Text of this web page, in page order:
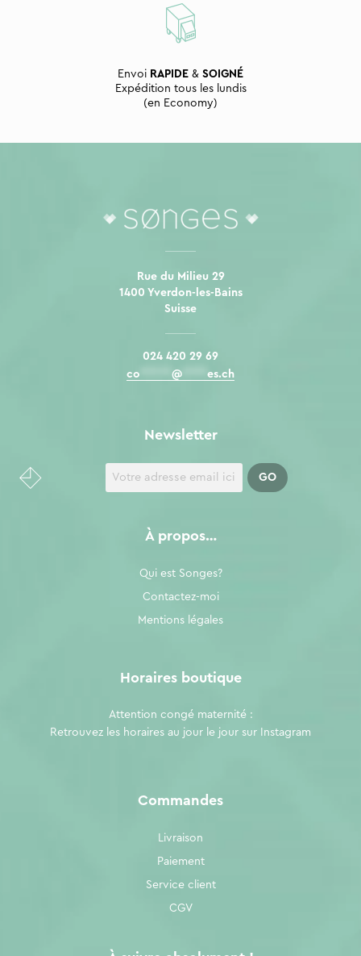
Envoi RAPIDE & SOIGNÉ
Expédition tous les lundis
(en Economy)
Rue du Milieu 29
1400 Yverdon-les-Bains
Suisse
024 420 29 69
co
@ es.ch
Commandes
Livraison
Paiement
Service client
CGV
À propos…
Qui est Songes?
Contactez-moi
Mentions légales
Newsletter
Horaires boutique
Attention congé maternité :
Retrouvez les horaires au jour le jour sur
Instagram